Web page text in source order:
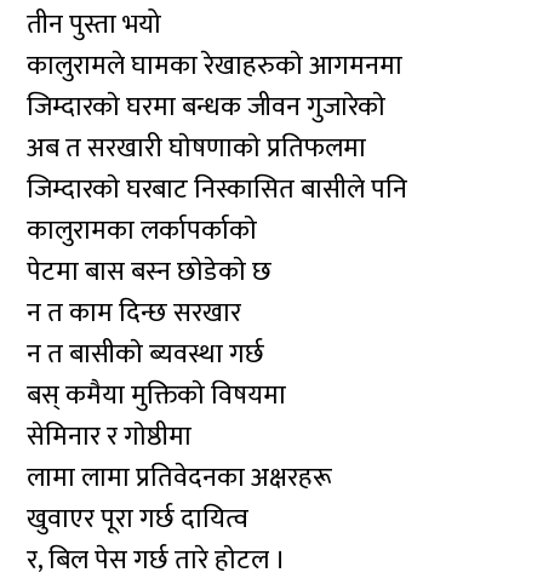
तीन पुस्ता भयो
कालुरामले घामका रेखाहरुकाे आगमनमा
जिम्दारकाे घरमा बन्धक जीवन गुजारेकाे
अब त सरखारी घाेषणाकाे प्रतिफलमा
जिम्दारकाे घरबाट निस्कासित बासीले पनि
कालुरामका लर्कापर्काकाे
पेटमा बास बस्न छाेडेकाे छ
न त काम दिन्छ सरखार
न त बासीकाे ब्यवस्था गर्छ
बस् कमैया मुक्तिकाे विषयमा
सेमिनार र गाेष्ठीमा
लामा लामा प्रतिवेदनका अक्षरहरू
खुवाएर पूरा गर्छ दायित्व
र, बिल पेस गर्छ तारे हाेटल ।